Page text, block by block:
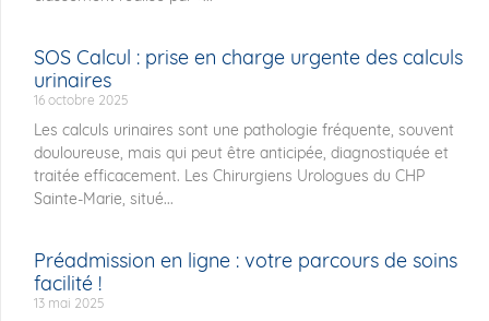
SOS Calcul : prise en charge urgente des calculs
urinaires
16 octobre 2025
Les calculs urinaires sont une pathologie fréquente, souvent
douloureuse, mais qui peut être anticipée, diagnostiquée et
traitée efficacement. Les Chirurgiens Urologues du CHP
Sainte-Marie, situé...
Préadmission en ligne : votre parcours de soins
facilité !
13 mai 2025